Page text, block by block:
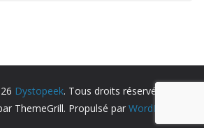
Dystopeek. Tous droits réservés.
ThemeGrill. Propulsé par WordPress